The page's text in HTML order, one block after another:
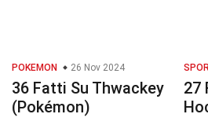
POKEMON 26 Nov 2024
36 Fatti Su Thwackey
(Pokémon)
27